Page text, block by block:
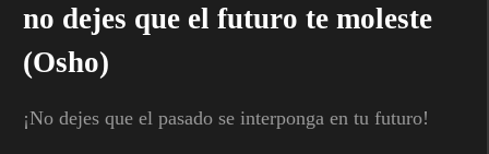
no dejes que el futuro te moleste
(Osho)
¡No dejes que el pasado se interponga en tu futuro!